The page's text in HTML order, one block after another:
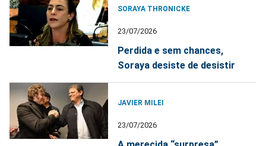
SORAYA THRONICKE
23/07/2026
Perdida e sem chances,
Soraya desiste de desistir
JAVIER MILEI
23/07/2026